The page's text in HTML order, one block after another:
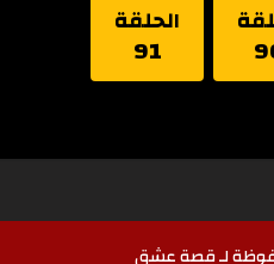
الحلقة
91
لـ قصة عشق